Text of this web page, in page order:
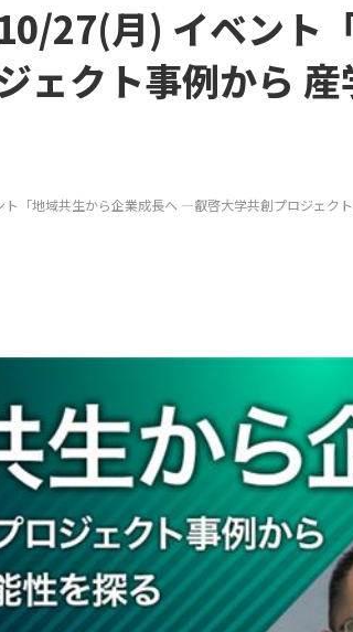
10/27(月) イベン
ェクト事例から
ト「地域共生から企業成長へ ―叡啓大学共創プロジェク